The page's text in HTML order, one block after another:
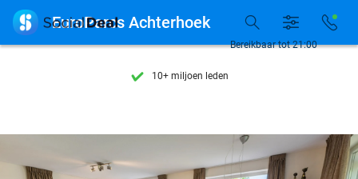
7 dagen per week beschikbaar
10+ miljoen leden
7 dagen per week beschikbaar
Bereikbaar tot 21:00
 EuroParcs Achterhoek